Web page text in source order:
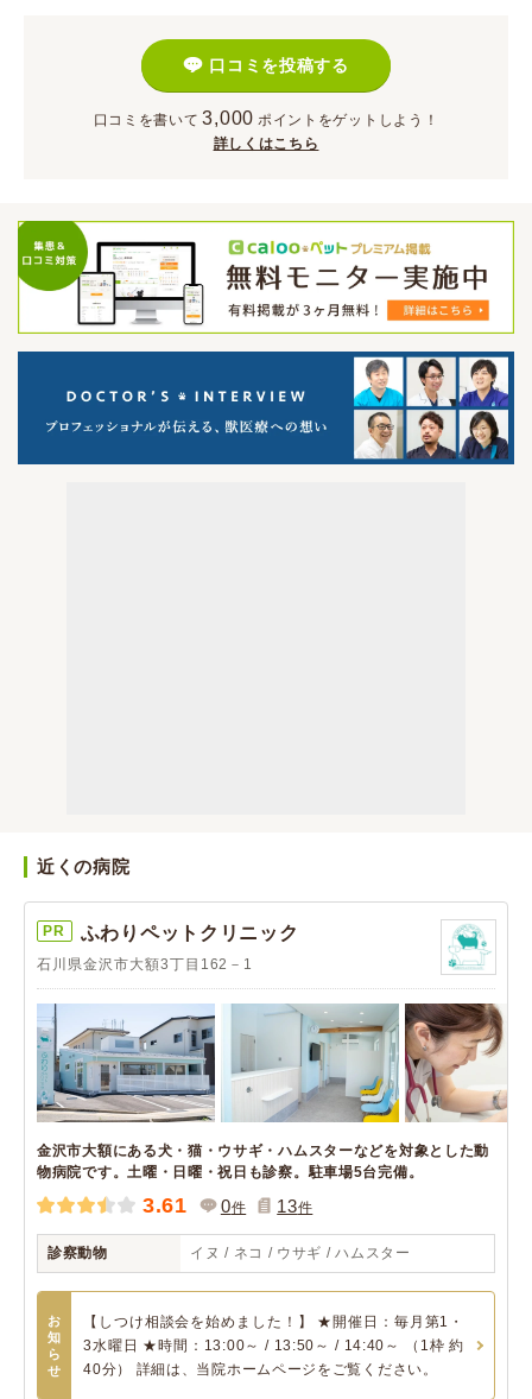
口コミを投稿する
口コミを書いて 3,000 ポイント をゲットしよう！
詳しくはこちら
近くの病院
PR ふわりペットクリニック
石川県金沢市大額3丁目162－1
金沢市大額にある犬・猫・ウサギ・ハムスターなどを対象とした動
物病院です。土曜・日曜・祝日も診察。駐車場5台完備。
3.61 0件 13件
診察動物 イヌ / ネコ / ウサギ / ハムスター
お
知
ら
せ
【しつけ相談会を始めました！】 ★開催日：毎月第1・
3水曜日 ★時間：13:00～ / 13:50～ / 14:40～ （1枠 約
40分） 詳細は、当院ホームページをご覧ください。